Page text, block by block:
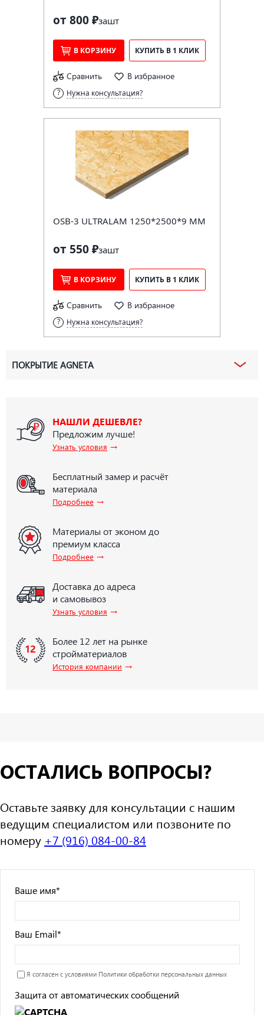
от 800 ₽зашт
В КОРЗИНУ КУПИТЬ В 1 КЛИК
Сравнить В избранное
Нужна консультация?
OSB-3 ULTRALAM 1250*2500*9 ММ
от 550 ₽зашт
В КОРЗИНУ КУПИТЬ В 1 КЛИК
Сравнить В избранное
Нужна консультация?
ПОКРЫТИЕ AGNETA
НАШЛИ ДЕШЕВЛЕ?
Предложим лучше!
Узнать условия →
Бесплатный замер и расчёт
материала
Подробнее →
Материалы от эконом до
премиум класса
Подробнее →
Доставка до адреса
и самовывоз
Узнать условия →
Более 12 лет на рынке
стройматериалов
История компании →
ОСТАЛИСЬ ВОПРОСЫ?
Оставьте заявку для консультации с нашим
ведущим специалистом или позвоните по
номеру +7 (916) 084-00-84
Ваше имя*
Ваш Email*
Я согласен с условиями Политики обработки персональных данных
Защита от автоматических сообщений